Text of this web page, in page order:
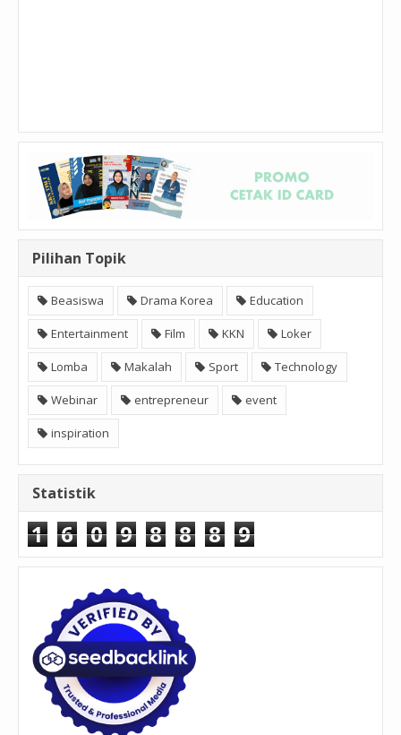
Pilihan Topik
Beasiswa Drama Korea Education
Entertainment Film KKN Loker
Lomba Makalah Sport Technology
Webinar entrepreneur event
inspiration
Statistik
1 6 0 9 8 8 8 9